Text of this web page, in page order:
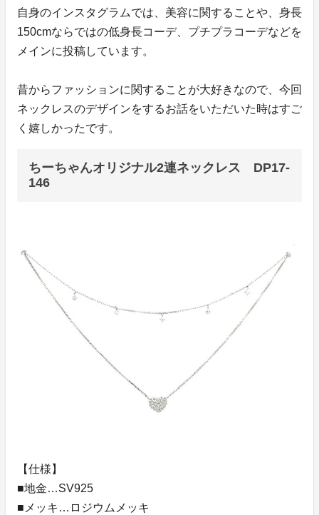
自身のインスタグラムでは、美容に関することや、身長
150cmならではの低身長コーデ、プチプラコーデなどを
メインに投稿しています。
昔からファッションに関することが大好きなので、今回
ネックレスのデザインをするお話をいただいた時はすご
く嬉しかったです。
ちーちゃんオリジナル2連ネックレス DP17-
146
【仕様】
■地金…SV925
■メッキ…ロジウムメッキ